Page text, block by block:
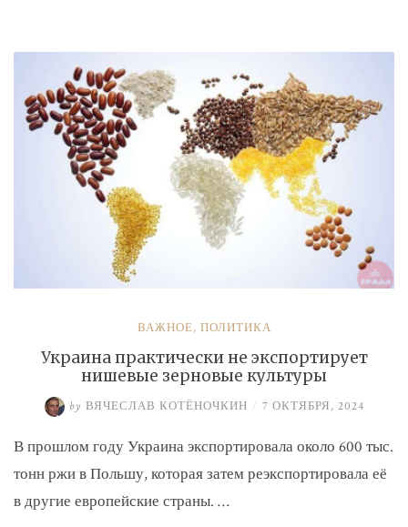
федерации
Евгений
Алексеевич»
ВАЖНОЕ, ПОЛИТИКА
Украина практически не экспортирует
нишевые зерновые культуры
by ВЯЧЕСЛАВ КОТЁНОЧКИН / 7 ОКТЯБРЯ, 2024
В прошлом году Украина экспортировала около 600 тыс.
тонн ржи в Польшу, которая затем реэкспортировала её
в другие европейские страны. …